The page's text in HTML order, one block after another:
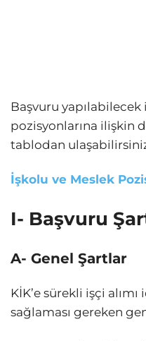
Başvuru
pozisyonlarına ilişkin
tablodan
İşkolu ve Meslek
I- Başvuru
A- Genel Şartlar
KİK’e sürekli işçi
sağlaması gereken